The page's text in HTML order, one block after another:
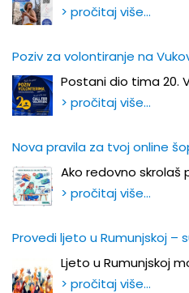
> pročitaj više…
Poziv za volontiranje na
Postani dio tima 20.
> pročitaj više…
Nova pravila za tvoj online
Ako redovno skrolaš
> pročitaj više…
Provedi ljeto u Rumunjskoj –
Ljeto u Rumunjskoj
> pročitaj više…